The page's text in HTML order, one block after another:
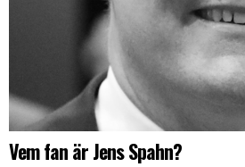
Vem fan är Jens Spahn?